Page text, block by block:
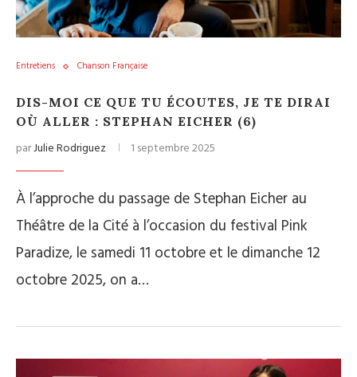
Entretiens Chanson Française
DIS-MOI CE QUE TU ÉCOUTES, JE TE DIRAI
OÙ ALLER : STEPHAN EICHER (6)
parJulie Rodriguez 1 septembre 2025
À l’approche du passage de Stephan Eicher au
Théâtre de la Cité à l’occasion du festival Pink
Paradize, le samedi 11 octobre et le dimanche 12
octobre 2025, on a…